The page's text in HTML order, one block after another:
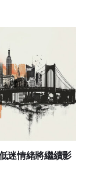
迷情緒將繼續影